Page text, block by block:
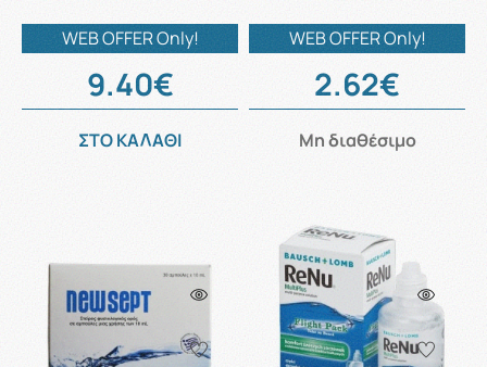
WEB OFFER Only!
9.40€
ΣΤΟ ΚΑΛΑΘΙ
WEB OFFER Only!
2.62€
Μη διαθέσιμο